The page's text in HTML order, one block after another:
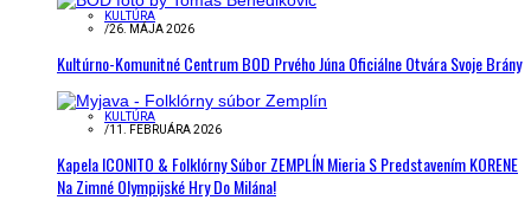
KULTÚRA
/26. MÁJA 2026
Kultúrno-Komunitné Centrum BOD Prvého Júna Oficiálne Otvára Svoje Brány
KULTÚRA
/11. FEBRUÁRA 2026
Kapela ICONITO & Folklórny Súbor ZEMPLÍN Mieria S Predstavením KORENE
Na Zimné Olympijské Hry Do Milána!